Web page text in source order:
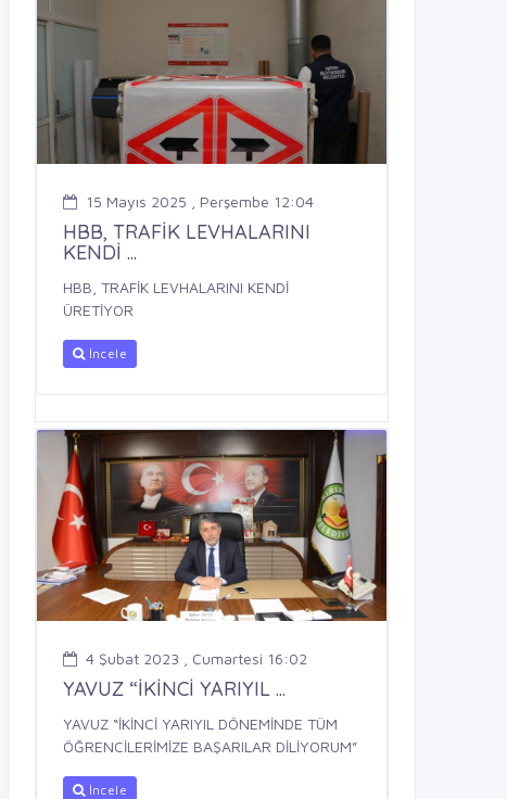
15 Mayıs 2025 , Perşembe 12:04
HBB, TRAFİK LEVHALARINI
KENDİ ...
HBB, TRAFİK LEVHALARINI KENDİ
ÜRETİYOR
İncele
4 Şubat 2023 , Cumartesi 16:02
YAVUZ “İKİNCİ YARIYIL ...
YAVUZ “İKİNCİ YARIYIL DÖNEMİNDE TÜM
ÖĞRENCİLERİMİZE BAŞARILAR DİLİYORUM”
İncele